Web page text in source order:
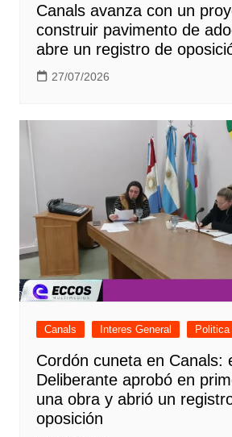
Canals avanza con un
construir pavimento de
abre un registro de
27/07/2026
Canals Interes General Politica
Cordón cuneta en Canals:
Deliberante aprobó en
una obra y abrió un
oposición